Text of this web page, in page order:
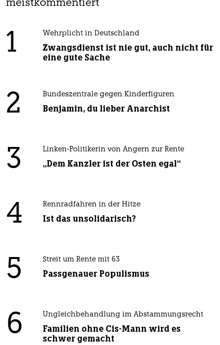
meistkommentiert
1 Wehrplicht in Deutschland
Zwangsdienst ist nie gut, auch nicht für
eine gute Sache
2 Bundeszentrale gegen Kinderfiguren
Benjamin, du lieber Anarchist
3 Linken-Politikerin von Angern zur Rente
„Dem Kanzler ist der Osten egal“
4 Rennradfahren in der Hitze
Ist das unsolidarisch?
5 Streit um Rente mit 63
Passgenauer Populismus
6 Ungleichbehandlung im Abstammungsrecht
Familien ohne Cis-Mann wird es
schwer gemacht